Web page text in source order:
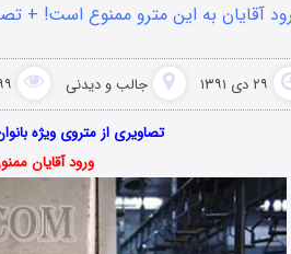
آقایان به این مترو ممنوع است! +
۲۹ دی ۱۳۹۱ جالب و دیدنی
تصاویری از متروی ویژه
ورود آقایان